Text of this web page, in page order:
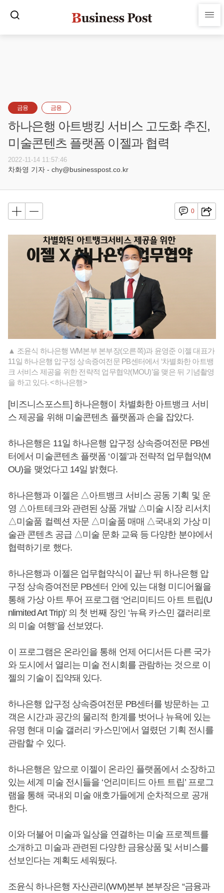
금융 금융
하나은행 아트뱅킹 서비스 고도화 추진,
미술콘텐츠 플랫폼 이젤과 협력
2022-11-14 11:57:46
차화영 기자 - chy@businesspost.co.kr
0
▲ 조윤식 하나은행 WM본부 본부장(오른쪽)과 윤영준 이젤 대표가
11일 하나은행 압구정 상속증여전문 PB센터에서 ‘차별화한 아트뱅
크 서비스 제공을 위한 전략적 업무협약(MOU)’을 맺은 뒤 기념촬영
을 하고 있다. <하나은행>
[비즈니스포스트] 하나은행이 차별화한 아트뱅크 서비
스 제공을 위해 미술콘텐츠 플랫폼과 손을 잡았다.
하나은행은 11일 하나은행 압구정 상속증여전문 PB센
터에서 미술콘텐츠 플랫폼 ‘이젤’과 전략적 업무협약(M
OU)을 맺었다고 14일 밝혔다.
하나은행과 이젤은 △아트뱅크 서비스 공동 기획 및 운
영 △아트테크와 관련된 상품 개발 △미술 시장 리서치
△미술품 컬렉션 자문 △미술품 매매 △국내외 가상 미
술관 콘텐츠 공급 △미술 문화 교육 등 다양한 분야에서
협력하기로 했다.
하나은행과 이젤은 업무협약식이 끝난 뒤 하나은행 압
구정 상속증여전문 PB센터 안에 있는 대형 미디어월을
통해 가상 아트 투어 프로그램 ‘언리미티드 아트 트립(U
nlimited Art Trip)’ 의 첫 번째 장인 ‘뉴욕 카스민 갤러리로
의 미술 여행’을 선보였다.
이 프로그램은 온라인을 통해 언제 어디서든 다른 국가
와 도시에서 열리는 미술 전시회를 관람하는 것으로 이
젤의 기술이 집약돼 있다.
하나은행 압구정 상속증여전문 PB센터를 방문하는 고
객은 시간과 공간의 물리적 한계를 벗어나 뉴욕에 있는
유명 현대 미술 갤러리 ‘카스민’에서 열렸던 기획 전시를
관람할 수 있다.
하나은행은 앞으로 이젤이 온라인 플랫폼에서 소장하고
있는 세계 미술 전시들을 ‘언리미티드 아트 트립’ 프로그
램을 통해 국내외 미술 애호가들에게 순차적으로 공개
한다.
이와 더불어 미술과 일상을 연결하는 미술 프로젝트를
소개하고 미술과 관련된 다양한 금융상품 및 서비스를
선보인다는 계획도 세워뒀다.
조윤식 하나은행 자산관리(WM)본부 본부장은 “금융과